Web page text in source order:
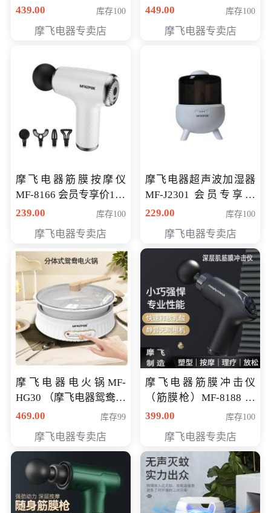
元
439.00 库存100
摩飞电器专卖店
专享价366元
449.00 库存100
摩飞电器专卖店
摩飞电器筋膜按摩仪
MF-8166 会员专享价168
元
239.00 库存100
摩飞电器专卖店
摩飞电器超声波加湿器
MF-J2301 会员专享价
168元
229.00 库存100
摩飞电器专卖店
摩飞电器电火锅MF-
HG30 （摩飞电器鸳鸯锅
MF-HG30 ） 会员专享价
469.00 库存99
摩飞电器专卖店
摩飞电器筋膜冲击仪
（筋膜枪）MF-8188 会
员专享价268元
399.00 库存100
摩飞电器专卖店